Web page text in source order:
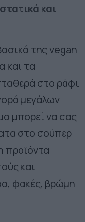
και
της vegan
και τα
στο ράφι
μεγάλων
μπορεί να σας
στο σούπερ
προϊόντα
και
φακές, βρώμη